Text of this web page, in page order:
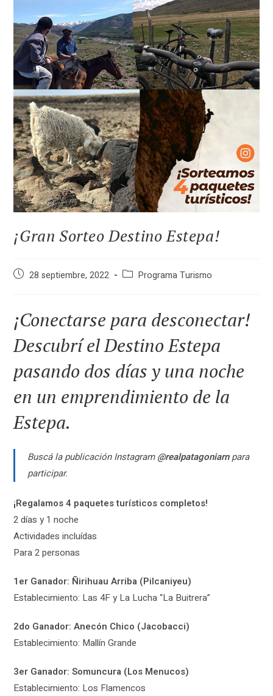
¡Gran Sorteo Destino Estepa!
Publicación
entrada:
28 septiembre, 2022
Categoría
Programa Turismo
¡Conectarse para desconectar!
Descubrí el Destino Estepa
pasando dos días y una noche
en un emprendimiento de la
Estepa.
Buscá la publicación Instagram@realpatagoniarnpara
participar.
¡Regalamos 4 paquetes turísticos completos!
2 días y 1 noche
Actividades incluídas
Para 2 personas
1er Ganador: Ñirihuau Arriba (Pilcaniyeu)
Establecimiento: Las 4F y La Lucha “La Buitrera”
2do Ganador: Anecón Chico (Jacobacci)
Establecimiento: Mallín Grande
3er Ganador: Somuncura (Los Menucos)
Establecimiento: Los Flamencos